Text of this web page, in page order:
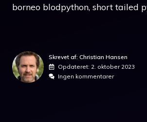
borneo blodpython, short tailed
Skrevet af: Christian Hansen
Opdateret: 2. oktober 2023
Ingen kommentarer